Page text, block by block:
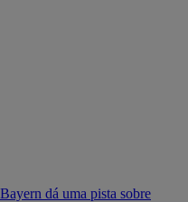
dá uma pista sobre